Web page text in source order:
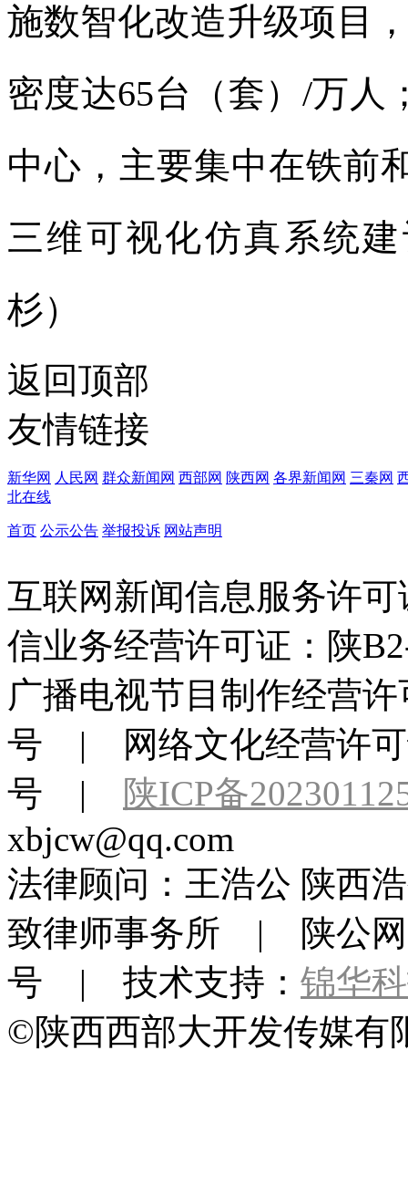
施数智化改造升级项目
密度达65台（套）/万人
中心，主要集中在铁前
三维可视化仿真系统
杉）
返回顶部
友情链接
新华网 人民网 群众新闻网 西部网 陕西网 各界新闻网 三秦网
北在线
首页 公示公告 举报投诉 网站声明
互联网新闻信息服务许
信业务经营许可证：陕
广播电视节目制作经营
号 | 网络文化经营许可
号 |
陕ICP备
xbjcw@qq.com
法律顾问：王浩公 陕西
致律师事务所 | 陕公网
号 | 技术支持： 锦华
©陕西西部大开发传媒有